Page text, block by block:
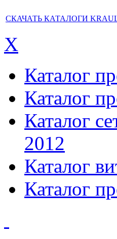
СКАЧАТЬ КАТАЛОГИ
X
Каталог
Каталог
Каталог
2012
Каталог
Каталог